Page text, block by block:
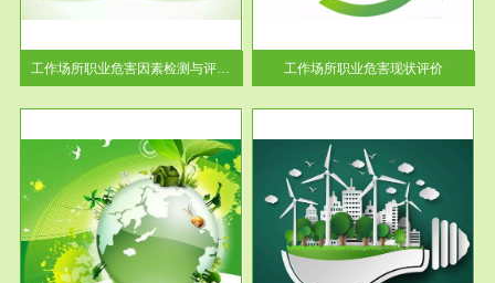
工作场所职业危害因素检测与评价...
-通过质谱分析等多种手段明确
工作场...
工作场所职业危害现状评价
服务范围
废气测试
检测范围工业废气检测包括有机